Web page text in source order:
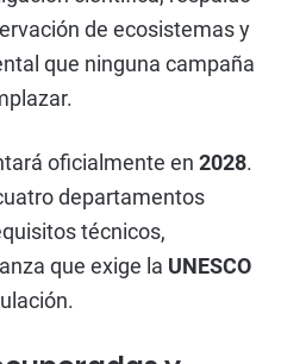
de ecosistemas y
que ninguna campaña
oficialmente en 2028.
departamentos
técnicos,
que exige la UNESCO